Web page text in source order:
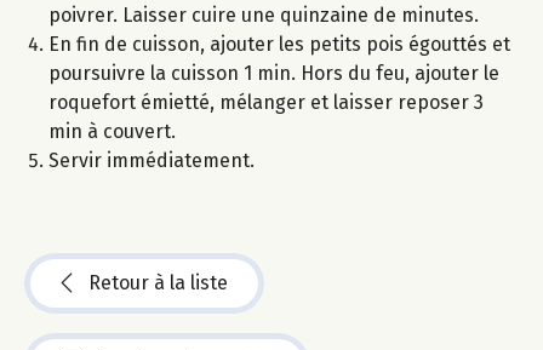
poivrer. Laisser cuire une quinzaine de minutes.
En fin de cuisson, ajouter les petits pois égouttés et
poursuivre la cuisson 1 min. Hors du feu, ajouter le
roquefort émietté, mélanger et laisser reposer 3
min à couvert.
Servir immédiatement.
Retour à la liste